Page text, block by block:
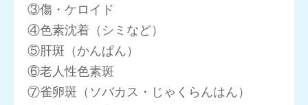
③傷・ケロイド
④色素沈着（シミなど）
⑤肝斑（かんぱん）
⑥老人性色素斑
⑦雀卵斑（ソバカス・じゃくらんはん）